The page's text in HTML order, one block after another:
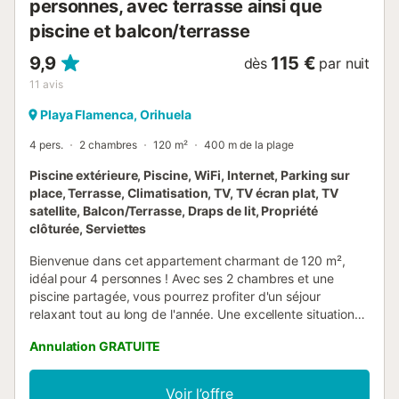
personnes, avec terrasse ainsi que
piscine et balcon/terrasse
9,9
11 avis
dès 115 € par nuit
Playa Flamenca, Orihuela
4 pers. 2 chambres 120 m² 400 m de la plage
Piscine extérieure, Piscine, WiFi, Internet, Parking sur
place, Terrasse, Climatisation, TV, TV écran plat, TV
satellite, Balcon/Terrasse, Draps de lit, Propriété
clôturée, Serviettes
Bienvenue dans cet appartement charmant de 120 m²,
idéal pour 4 personnes ! Avec ses 2 chambres et une
piscine partagée, vous pourrez profiter d'un séjour
relaxant tout au long de l'année. Une excellente situation
plage. • Piscine commune disponible toute l'année •
Climatisation et tous les équipements nécessaires • Jardin
calme avec terrasse et barbecue. Extérieur :
Annulation GRATUITE
Voir l’offre